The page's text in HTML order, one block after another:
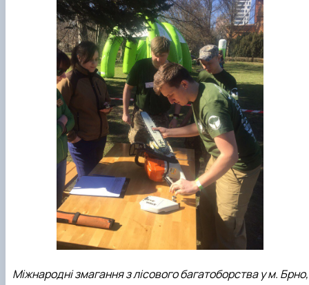
Міжнародні змагання з лісового багатоборства у м. Брно,